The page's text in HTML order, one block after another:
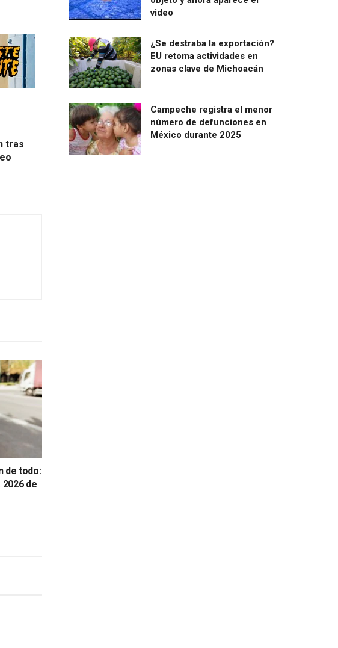
tras
de todo:
de
video
¿Se destraba la exportación?
EU retoma actividades en
zonas clave de Michoacán
Campeche registra el menor
número de defunciones en
México durante 2025